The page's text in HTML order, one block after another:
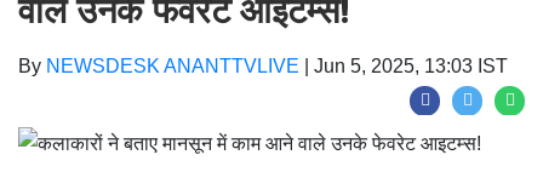
वाले उनके फेवरेट आइटम्स!
By NEWSDESK ANANTTVLIVE Jun 5, 2025, 13:03 IST